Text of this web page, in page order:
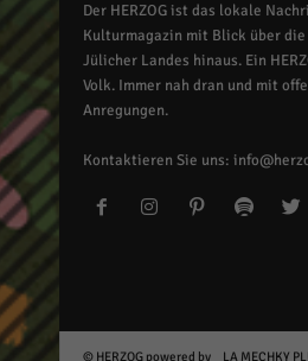
Der HERZOG ist das lokale
Kulturmagazin mit Blick über die
Jülicher Landes hinaus. Ein
Volk. Immer nah dran und mit
Anregungen.
Kontaktieren Sie uns:
© HERZOG powered by LA MECHKY